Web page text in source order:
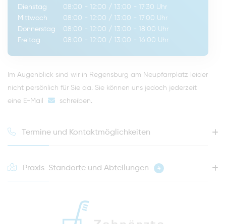
Dienstag
08:00 - 12:00 / 13:00 - 17:30 Uhr
Mittwoch
08:00 - 12:00 / 13:00 - 17:00 Uhr
Donnerstag
08:00 - 12:00 / 13:00 - 18:00 Uhr
Freitag
08:00 - 12:00 / 13:00 - 16:00 Uhr
Im Augenblick sind wir in Regensburg am Neupfarrplatz leider
nicht persönlich für Sie da. Sie können uns jedoch jederzeit
eine E-Mail
schreiben.
Termine und Kontaktmöglichkeiten
info@zahnaerzte-in-regensburg.de
Praxis-Standorte und Abteilungen 4